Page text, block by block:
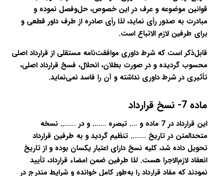
قوانین موضوعه و عرف در این خصوص، حل‌وفصل نموده و
مبادرت به صدور رأی نماید، لذا رأی صادره از طرف داور قطعی و
برای طرفین لازم الاتباع است.
قابل‌ذکر است که شرط داوری موافقت‌نامه مستقلی از قرارداد اصلی
محسوب گردیده و در صورت بطلان، انحلال، فسخ قرارداد اصلی،
تأثیری در شرط داوری نداشته و آن را فاسد نمی‌نماید.
ماده 7- نسخ قرارداد
این قرارداد در 7 ماده و …. تبصره ……. و در …….. نسخه
متحدالمتن در تاریخ …….. تنظیم گردید و به طرفین قرارداد
تحویل داده شد، کلیه نسخ دارای اعتبار یکسان بوده و از تاریخ
انعقاد لازم‌الاجرا هست. لذا طرفین ضمن امضاء قرارداد، تأیید
نمودند که مفاد قرارداد را به‌طور کامل خوانده و شرایط مندرج در